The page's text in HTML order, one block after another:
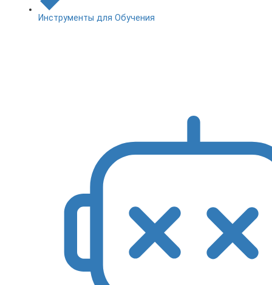
Инструменты для Обучения